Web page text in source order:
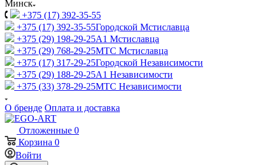
Минск
+375 (17) 392-35-55
+375 (17) 392-35-55Городской Мстиславца
+375 (29) 198-29-25A1 Мстиславца
+375 (29) 768-29-25МТС Мстиславца
+375 (17) 317-29-25Городской Независимости
+375 (29) 188-29-25A1 Независимости
+375 (33) 378-29-25МТС Независимости
О бренде Оплата и доставка
Отложенные 0
Корзина 0
Войти